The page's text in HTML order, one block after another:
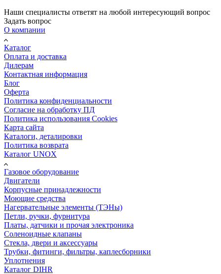
Наши специалисты ответят на любой интересующий вопрос
Задать вопрос
О компании
Каталог
Оплата и доставка
Дилерам
Контактная информация
Блог
Оферта
Политика конфиденциальности
Согласие на обработку ПД
Политика использования Cookies
Карта сайта
Каталоги, деталировки
Политика возврата
Каталог UNOX
Газовое оборудование
Двигатели
Корпусные принадлежности
Моющие средства
Нагервательные элементы (ТЭНы)
Петли, ручки, фурнитура
Платы, датчики и прочая электроника
Соленоидные клапаны
Стекла, двери и аксессуары
Трубки, фитинги, фильтры, каплесборники
Уплотнения
Каталог DIHR